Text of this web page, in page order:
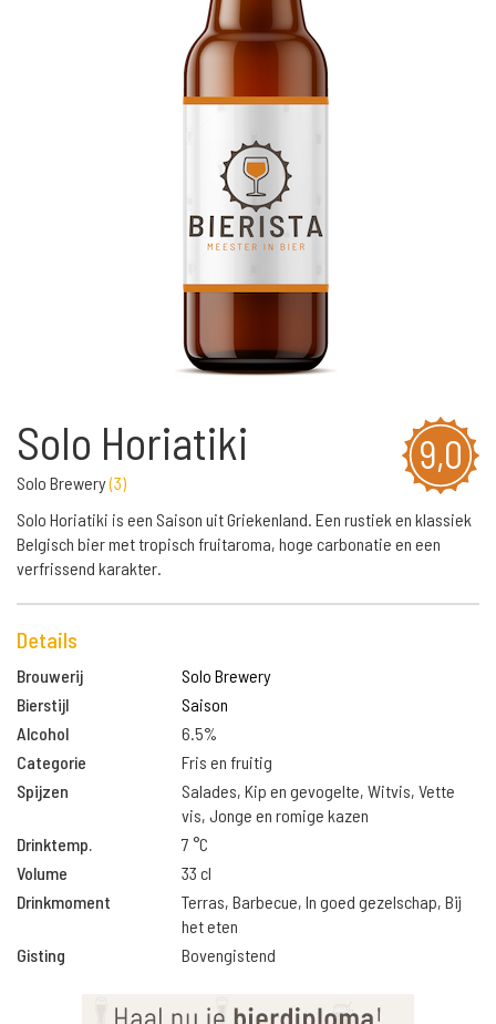
9,0
Solo Horiatiki
Solo Brewery(3)
Solo Horiatiki is een Saison uit Griekenland. Een rustiek en klassiek
Belgisch bier met tropisch fruitaroma, hoge carbonatie en een
verfrissend karakter.
Details
Brouwerij
Solo Brewery
Bierstijl
Saison
Alcohol
6.5%
Categorie
Fris en fruitig
Spijzen
Salades, Kip en gevogelte, Witvis, Vette
vis, Jonge en romige kazen
Drinktemp.
7 °C
Volume
33 cl
Drinkmoment
Terras, Barbecue, In goed gezelschap, Bij
het eten
Gisting
Bovengistend